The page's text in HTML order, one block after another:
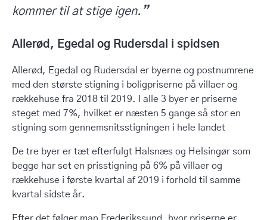
kommer til at stige igen. ”
Allerød, Egedal og Rudersdal i spidsen
Allerød, Egedal og Rudersdal er byerne og postnumrene
med den største stigning i boligpriserne på villaer og
rækkehuse fra 2018 til 2019. I alle 3 byer er priserne
steget med 7%, hvilket er næsten 5 gange så stor en
stigning som gennemsnitsstigningen i hele landet
De tre byer er tæt efterfulgt Halsnæs og Helsingør som
begge har set en prisstigning på 6% på villaer og
rækkehuse i første kvartal af 2019 i forhold til samme
kvartal sidste år.